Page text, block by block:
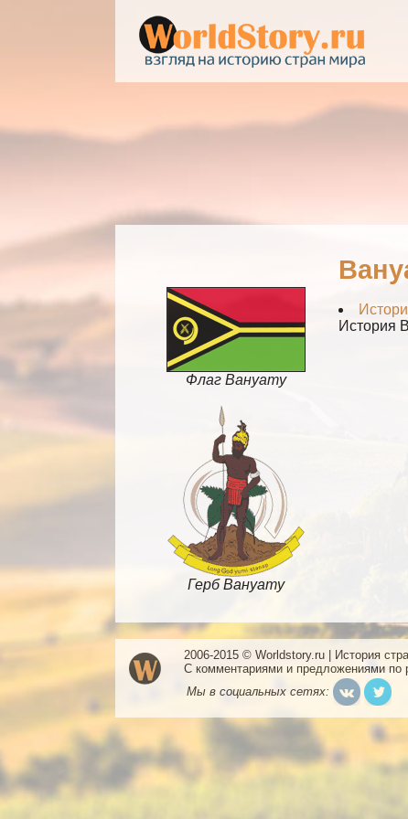
Флаг Вануату
Герб Вануату
История
2006-2015 © Worldstory.ru | История
С комментариями и предложениями по
Мы в социальных сетях: